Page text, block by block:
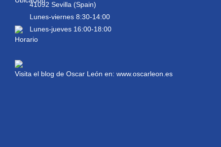
41092 Sevilla (Spain)
Lunes-viernes 8:30-14:00
Lunes-jueves 16:00-18:00
Visita el blog de Oscar León en: www.oscarleon.es